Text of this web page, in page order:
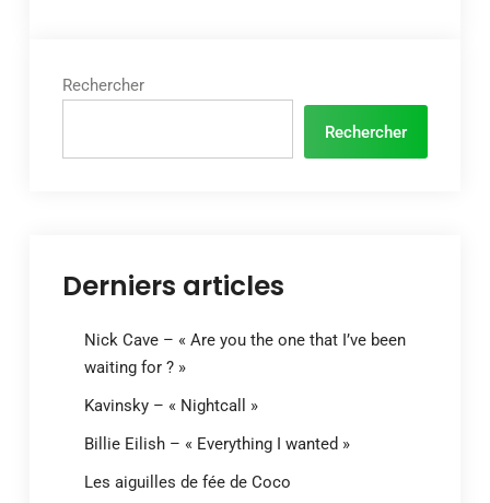
Rechercher
Rechercher
Derniers articles
Nick Cave – « Are you the one that I’ve been
waiting for ? »
Kavinsky – « Nightcall »
Billie Eilish – « Everything I wanted »
Les aiguilles de fée de Coco